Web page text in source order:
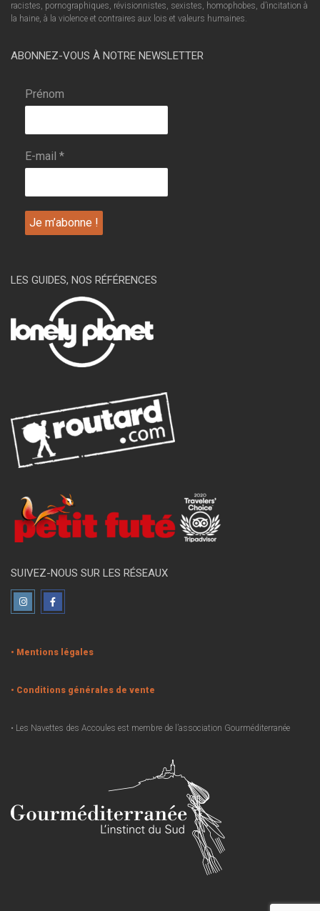
racistes, pornographiques, révisionnistes, sexistes, homophobes, d’incitation à
la haine, à la violence et contraires aux lois et valeurs humaines.
ABONNEZ-VOUS À NOTRE NEWSLETTER
Prénom
E-mail *
LES GUIDES, NOS RÉFÉRENCES
SUIVEZ-NOUS SUR LES RÉSEAUX
• Mentions légales
• Conditions générales de vente
• Les Navettes des Accoules est membre de l’association Gourméditerranée